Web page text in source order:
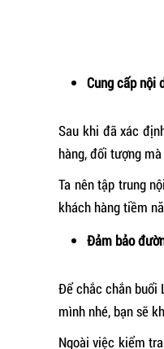
Cung cấp nội
Sau khi đã xác
hàng, đối tượng
Ta nên tập trung
khách hàng tiềm
Đảm bảo
Để chắc chắn buổi
mình nhé, bạn sẽ
Ngoài việc kiểm